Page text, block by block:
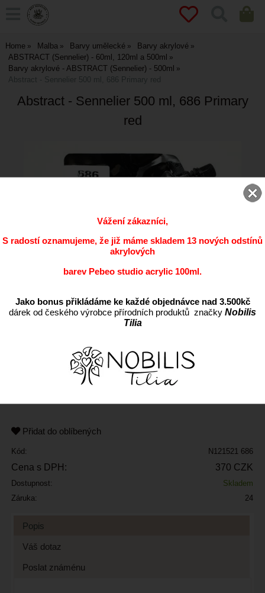
Home Malba Barvy umělecké
Barvy akrylové
ABSTRACT (Sennelier) - 60ml, 120ml a 500ml
Barvy akrylové - ABSTRACT (Sennelier) - 500ml
Abstract - Sennelier 500 ml, 686 Primary red
Abstract - Sennelier 500 ml, 686 Primary
red
Přidat do oblíbených
Kód: N121521 686
Cena s DPH: 370 CZK
Dostupnost:
Skladem
Záruka:
24
Popis
Váš dotaz
Poslat známénu
Vážení zákazníci,
S radostí oznamujeme, že již máme skladem 13 nových odstínů
akrylových
barev Pebeo studio acrylic 100ml.
Jako bonus přikládáme ke každé objednávce nad 3.500kč
dárek od českého výrobce přírodních produktů značky Nobilis
Tilia